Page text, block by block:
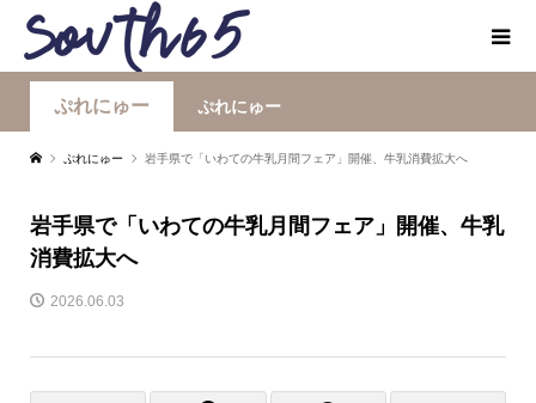
ぷれにゅー ぷれにゅー
ぷれにゅー 岩手県で「いわての牛乳月間フェア」開催、牛乳消費拡大へ
岩手県で「いわての牛乳月間フェア」開催、牛乳
消費拡大へ
2026.06.03